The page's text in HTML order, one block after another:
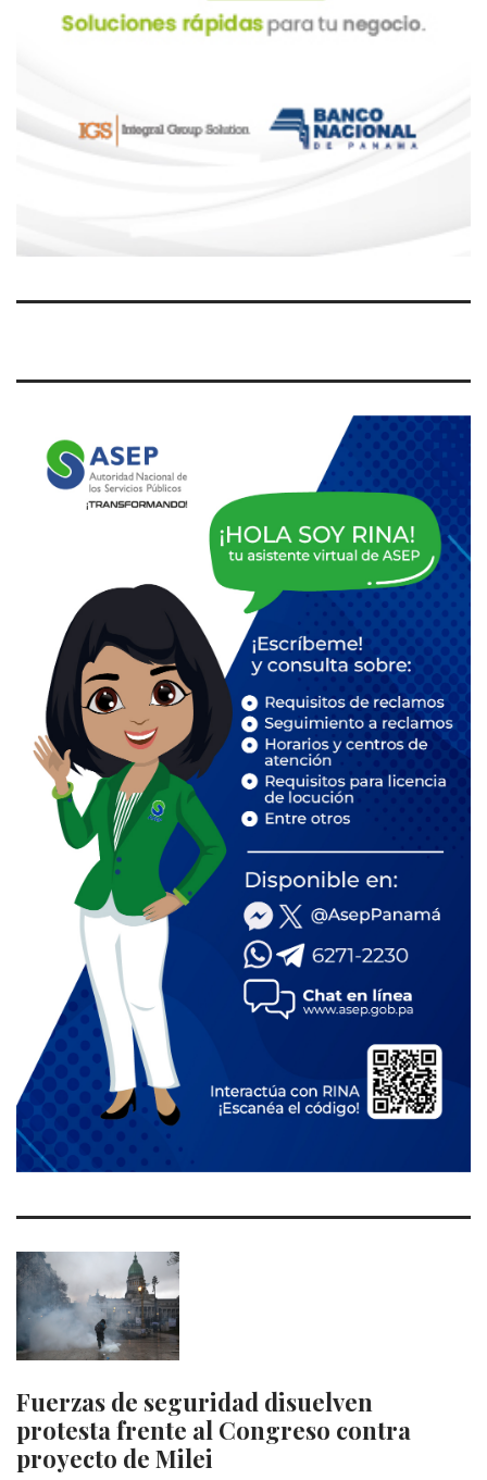
Fuerzas de seguridad disuelven
protesta frente al Congreso contra
proyecto de Milei